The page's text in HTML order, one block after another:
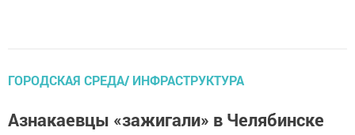
ГОРОДСКАЯ СРЕДА/ ИНФРАСТРУКТУРА
Азнакаевцы «зажигали» в Челябинске